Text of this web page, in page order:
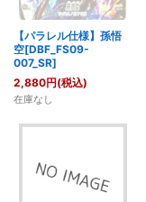
【パラレル仕様】孫悟
空[DBF_FS09-
007_SR]
2,880円(税込)
在庫なし